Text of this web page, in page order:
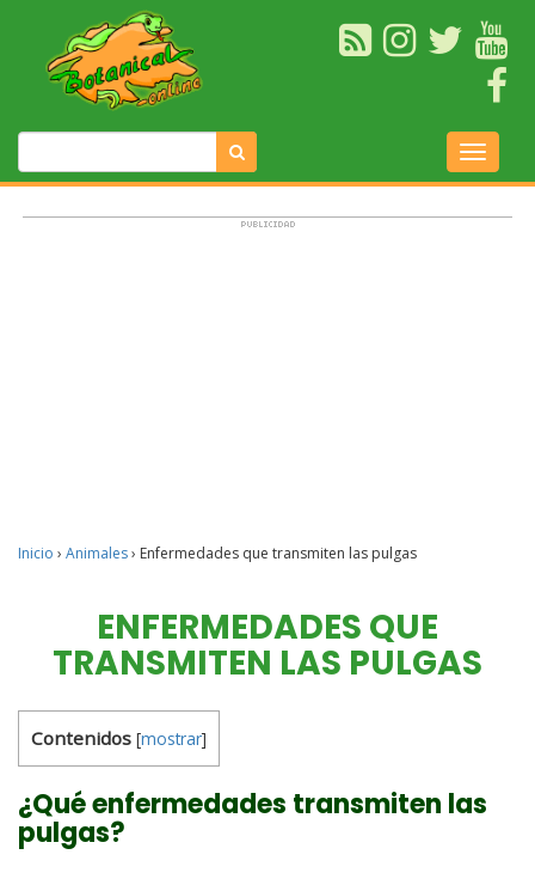
Inicio › Animales› Enfermedades que transmiten las pulgas
ENFERMEDADES QUE
TRANSMITEN LAS PULGAS
Contenidos [mostrar]
¿Qué enfermedades transmiten las
pulgas?